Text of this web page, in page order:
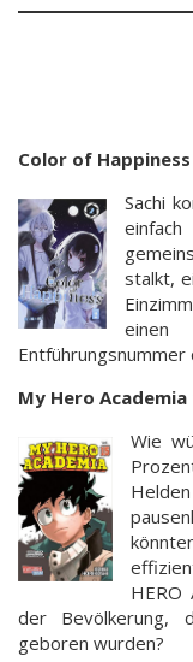
Color of
Sachi
stalkt,
My Hero Academia
Wie
HERO
der Bevölkerung,
geboren wurden?